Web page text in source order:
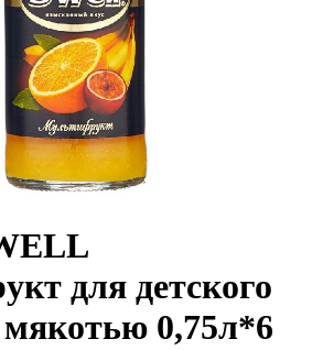
для детского
0,75л*6